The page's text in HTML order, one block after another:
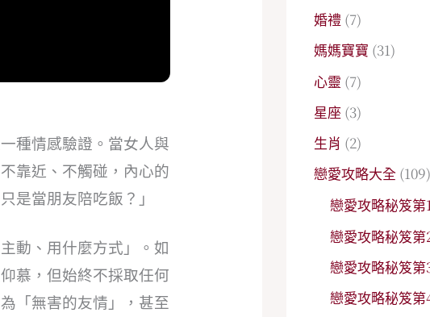
種情感驗證。當女人與
靠近、不觸碰，內心的
是當朋友陪吃飯？」
動、用什麼方式」。如
慕，但始終不採取任何
「無害的友情」，甚至
婚禮 (7)
媽媽寶寶 (31)
心靈 (7)
星座 (3)
生肖 (2)
戀愛攻略大全 (109)
戀愛攻略秘笈第
戀愛攻略秘笈第
戀愛攻略秘笈第
戀愛攻略秘笈第